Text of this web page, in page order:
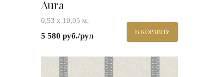
Aura
0,53 х 10,05 м.
5 580 руб./рул В КОРЗИНУ